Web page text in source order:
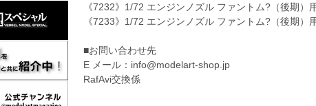
《7232》1/72 エンジンノズル ファントム?（後期）
《7233》1/72 エンジンノズル ファントム?（後期）
■お問い合わせ先
E メール：info@modelart-shop.jp
RafAvi交換係